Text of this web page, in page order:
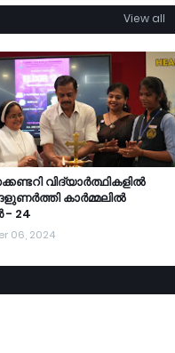
View all
വിദ്യാർത്ഥികളിൽ
കാർമ്മലിൽ
24
06, 2024